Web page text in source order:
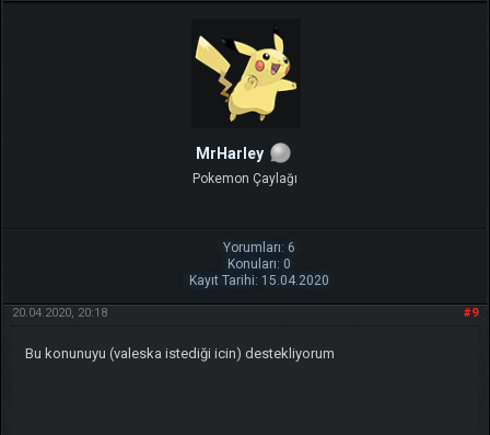
MrHarley
Pokemon Çaylağı
Yorumları: 6
Konuları: 0
Kayıt Tarihi: 15.04.2020
#9
20.04.2020, 20:18
Bu konunuyu (valeska istediği icin) destekliyorum